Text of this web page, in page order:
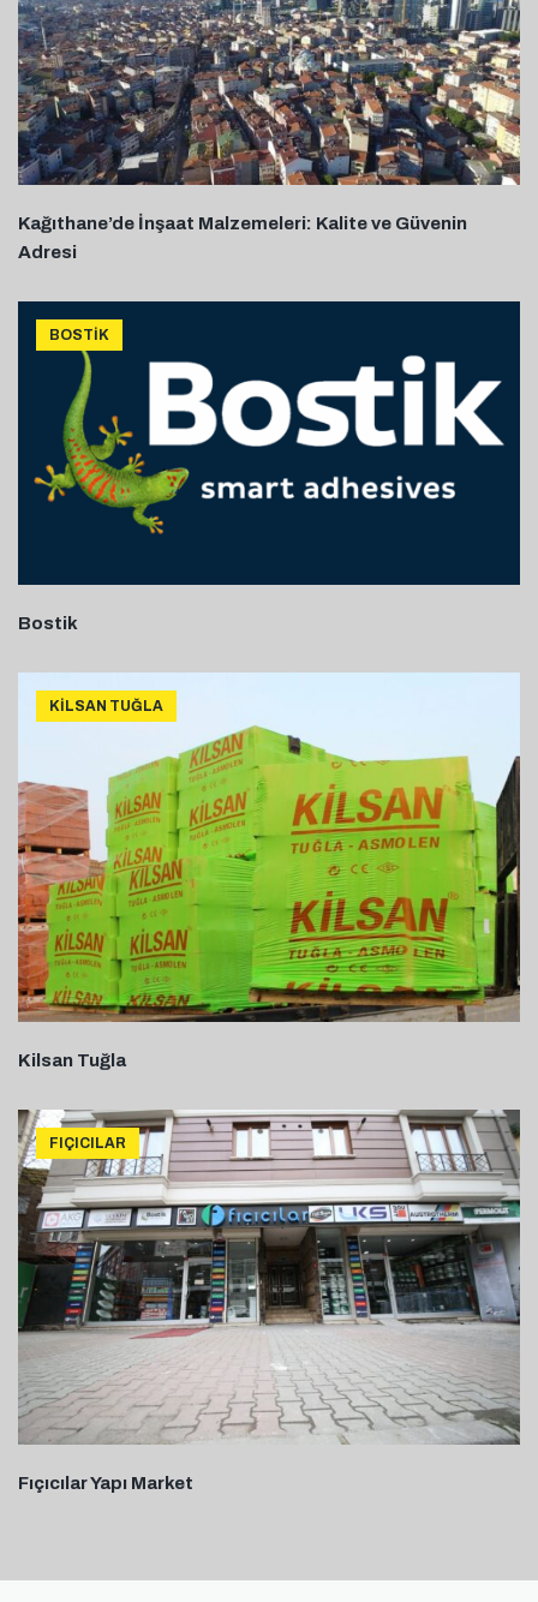
Kağıthane’de İnşaat Malzemeleri: Kalite ve Güvenin
Adresi
BOSTIK
Bostik
KILSAN TUĞLA
Kilsan Tuğla
FIÇICILAR
Fıçıcılar Yapı Market